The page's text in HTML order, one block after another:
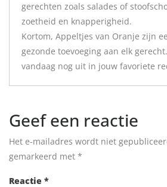
gerechten zoals salades of
zoetheid en knapperigheid.
Kortom, Appeltjes van Oranje zijn
gezonde toevoeging aan elk
vandaag nog uit in jouw favoriete
Geef een reactie
Het e-mailadres wordt niet
gemarkeerd met *
Reactie *